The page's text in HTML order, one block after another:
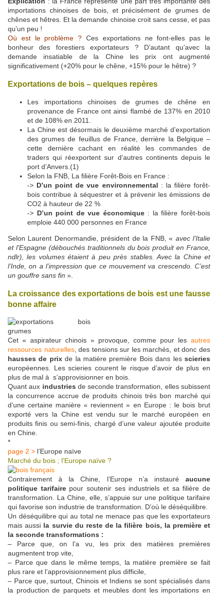
importations chinoises de bois, et précisément de grumes de
chênes et hêtres. Et la demande chinoise croit sans cesse, et pas
qu’un peu !
Où est le problème ? Ces exportations ne font-elles pas le
bonheur des forestiers exportateurs ? D’autant qu’avec la
demande insatiable de la Chine les prix ont augmenté
significativement (+20% pour le chêne, +15% pour le hêtre) ?
Exportations de bois – quelques repères
Les importations chinoises de grumes de chêne en
provenance de France ont ainsi flambé de 137% en 2010
et de 108% en 2011.
La Chine est désormais le deuxième marché d’exportation
des grumes de feuillus de France, derrière la Belgique –
cette dernière cachant en réalité les commandes de
traders qui réexportent sur d’autres continents depuis le
port d’Anvers.(1)
Selon la FNB, La filière Forêt-Bois en France :
-> D’un point de vue environnemental : la filière forêt-
bois contribue à séquestrer et à prévenir les émissions de
CO2 à hauteur de 22 %
-> D’un point de vue économique: la filière forêt-bois
emploie 440 000 personnes en France
Selon Laurent Denormandie, président de la FNB, « avec l’Italie
et l’Espagne (débouchés traditionnels du bois produit en France,
ndlr), les volumes étaient à peu près stables. Avec la Chine et
l’Inde, on a l’impression que ce mouvement va crescendo. C’est
un gouffre sans fin ».
La croissance des exportations de bois est une fausse
bonne affaire
Cet « aspirateur chinois » provoque, comme pour les autres
ressources naturelles, des tensions sur les marchés, et donc des
hausses de prixde la matière première Bois dans lesscieries
européennes. Les scieries courent le risque d’avoir de plus en
plus de mal à s’approvisionner en bois.
Quant aux industries de seconde transformation, elles subissent
la concurrence accrue de produits chinois très bon marché qui
d’une certaine manière « reviennent » en Europe : le bois brut
exporté vers la Chine est vendu sur le marché européen en
produits finis ou semi-finis, chargé d’une valeur ajoutée produite
en Chine.
*
page 2 > l’Europe naïve
Marché du bois ; l’Europe naïve ?
Contrairement à la Chine, l’Europe n’a instauré aucune
politique tarifairepour soutenir ses industriels et sa filière de
transformation. La Chine, elle, s’appuie sur une politique tarifaire
qui favorise son industrie de transformation. D’où le déséquilibre.
Un déséquilibre qui au total ne menace pas que les exportateurs
mais aussi la survie du reste de la filière bois, la première et
la seconde transformations :
– Parce que, on l’a vu, les prix des matières premières
augmentent trop vite,
– Parce que dans le même temps, la matière première se fait
plus rare et l’approvisionnement plus difficile,
– Parce que, surtout, Chinois et Indiens se sont spécialisés dans
la production de parquets et meubles dont les importations en